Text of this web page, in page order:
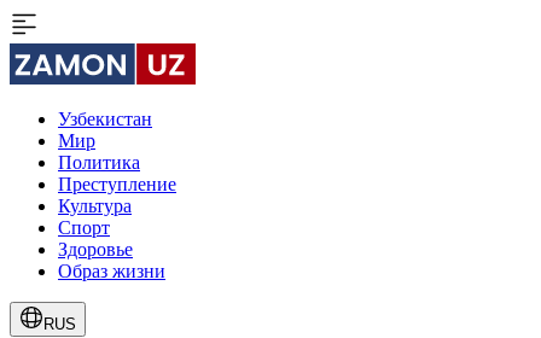
Узбекистан
Мир
Политика
Преступление
Культура
Спорт
Здоровье
Образ жизни
RUS